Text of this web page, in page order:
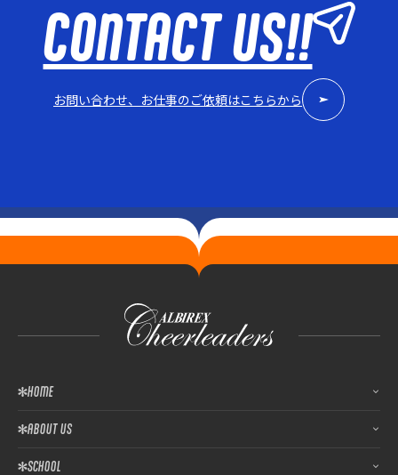
CONTACT US!!
お問い合わせ、お仕事のご依頼はこちらから
HOME
ABOUT US
SCHOOL